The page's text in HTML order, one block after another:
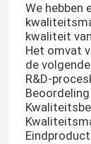
We hebben
kwaliteit
Het omvat
de
R&D-